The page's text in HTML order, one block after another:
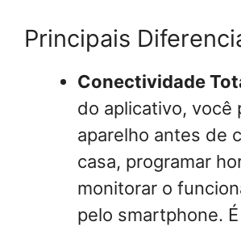
Principais
Conectividade
do aplicativo, você
aparelho antes de
casa, programar
monitorar o
pelo smartphone.